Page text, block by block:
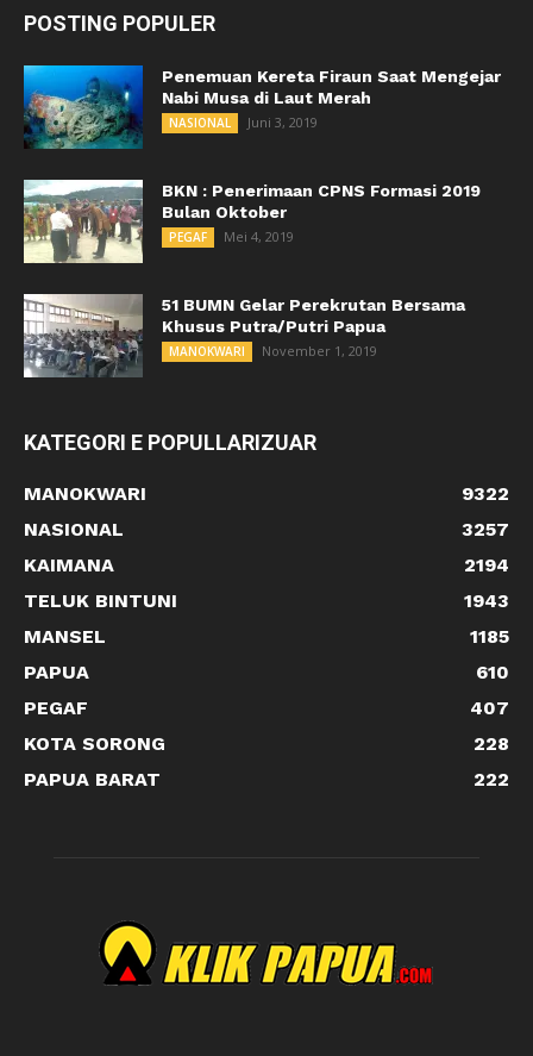
POSTING POPULER
Penemuan Kereta Firaun Saat Mengejar
Nabi Musa di Laut Merah
NASIONAL Juni 3, 2019
BKN : Penerimaan CPNS Formasi 2019
Bulan Oktober
PEGAF Mei 4, 2019
51 BUMN Gelar Perekrutan Bersama
Khusus Putra/Putri Papua
MANOKWARI November 1, 2019
KATEGORI E POPULLARIZUAR
MANOKWARI
9322
NASIONAL
3257
KAIMANA
2194
TELUK BINTUNI
1943
MANSEL
1185
PAPUA
610
PEGAF
407
KOTA SORONG
228
PAPUA BARAT
222